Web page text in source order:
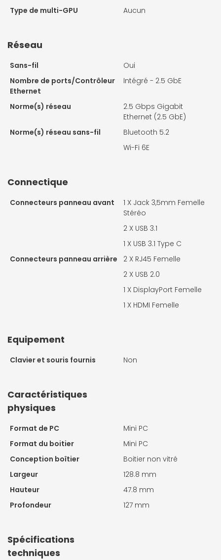
Type de multi-GPU
Aucun
Réseau
Sans-fil
Oui
Nombre de ports/Contrôleur
Ethernet
Intégré - 2.5 GbE
Norme(s) réseau
2.5 Gbps Gigabit
Ethernet (2.5 GbE)
Norme(s) réseau sans-fil
Bluetooth 5.2
Wi-Fi 6E
Connectique
Connecteurs panneau avant 1 X Jack 3,5mm Femelle
Stéréo
2 X USB 3.1
1 X USB 3.1 Type C
Connecteurs panneau arrière
2 X RJ45 Femelle
2 X USB 2.0
1 X DisplayPort Femelle
1 X HDMI Femelle
Equipement
Clavier et souris fournis Non
Caractéristiques
physiques
Format de PC
Mini PC
Format du boitier
Mini PC
Conception boîtier
Boitier non vitré
Largeur
128.8 mm
Hauteur
47.8 mm
Profondeur
127 mm
Spécifications
techniques